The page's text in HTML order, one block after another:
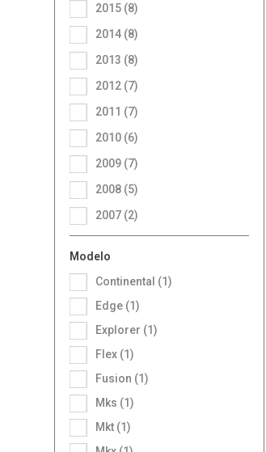
Modelo
Continental (1)
Edge (1)
Explorer (1)
Flex (1)
Fusion (1)
Mks (1)
Mkt (1)
2007 (2)
2008 (5)
2009 (7)
2010 (6)
2011 (7)
2012 (7)
2013 (8)
2014 (8)
2015 (8)